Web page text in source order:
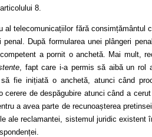
8.
telecomunicațiilor fără consimțământul
După formularea unei plângeri
a pornit o anchetă. Mai mult,
, fapt care i-a permis să aibă un rol
fie inițiată o anchetă, atunci când
de despăgubire atunci când a
a avea parte de recunoașterea
ale reclamantei, sistemul juridic existent